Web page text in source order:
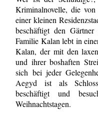
Kriminalnovelle, die
einer kleinen
beschäftigt den
Familie Kalan lebt in
Kalan, der mit den
und ihrer boshaften
sich bei jeder
Aegyd ist als
beschäftigt und
Weihnachtstagen.